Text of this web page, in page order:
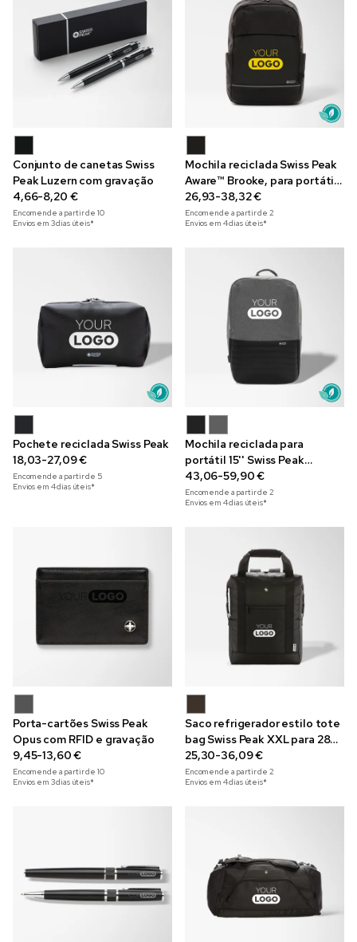
Conjunto de canetas Swiss
Peak Luzern com gravação
4,66-8,20 €
Encomende a partir de 10
Envios em 3 dias úteis*
Mochila reciclada Swiss Peak
Aware™ Brooke, para portátil
de 15.6"
26,93-38,32 €
Encomende a partir de 2
Envios em 4 dias úteis*
Pochete reciclada Swiss Peak
18,03-27,09 €
Encomende a partir de 5
Envios em 4 dias úteis*
Mochila reciclada para
portátil 15'' Swiss Peak
AWARE™ com proteção RFID
43,06-59,90 €
Encomende a partir de 2
Envios em 4 dias úteis*
Porta-cartões Swiss Peak
Opus com RFID e gravação
9,45-13,60 €
Encomende a partir de 10
Envios em 3 dias úteis*
Saco refrigerador estilo tote
bag Swiss Peak XXL para 28
latas
25,30-36,09 €
Encomende a partir de 2
Envios em 4 dias úteis*